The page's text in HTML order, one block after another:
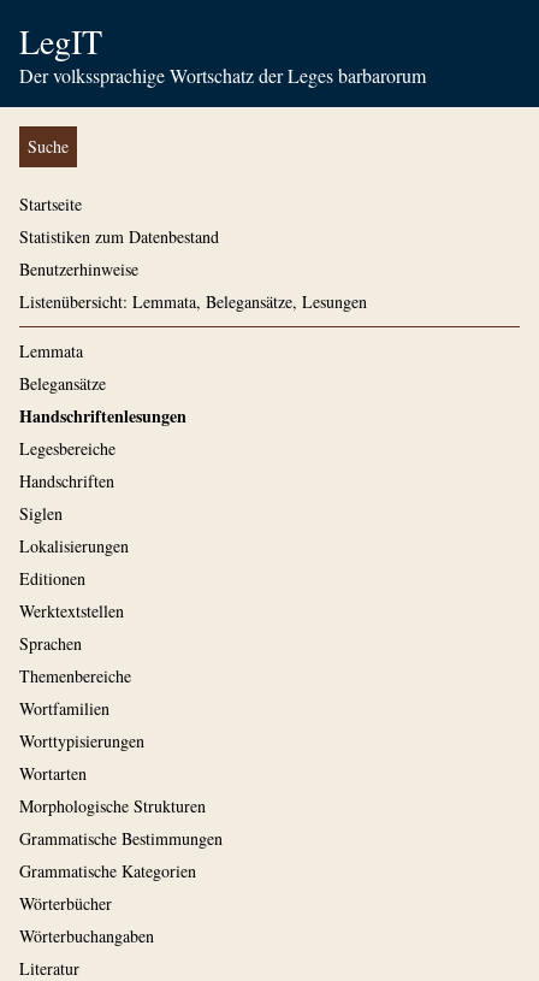
LegIT
Der volkssprachige Wortschatz der Leges barbarorum
Suche
Startseite
Statistiken zum Datenbestand
Benutzerhinweise
Listenübersicht: Lemmata, Belegansätze, Lesungen
Lemmata
Belegansätze
Handschriftenlesungen
Legesbereiche
Handschriften
Siglen
Lokalisierungen
Editionen
Werktextstellen
Sprachen
Themenbereiche
Wortfamilien
Worttypisierungen
Wortarten
Morphologische Strukturen
Grammatische Bestimmungen
Grammatische Kategorien
Wörterbücher
Wörterbuchangaben
Literatur